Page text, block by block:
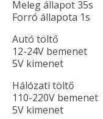
Meleg állapot 35s
Forró állapota 1s
Autó töltő
12-24V bemenet
5V kimenet
Hálózati töltő
110-220V bemenet
5V kimenet